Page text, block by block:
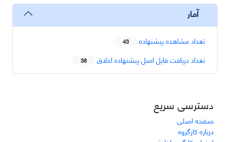
آمار
تعداد مشاهده پیشنهاده 43
تعداد دریافت فایل اصل پیشنهاده اخلاق 38
دسترسی سریع
صفحه اصلی
درباره کارگروه